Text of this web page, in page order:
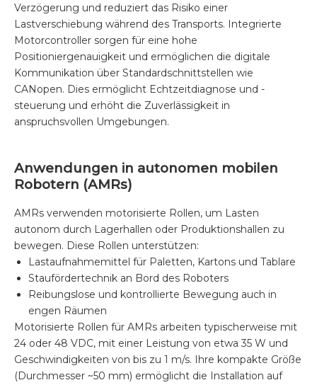
Verzögerung und reduziert das Risiko einer
Lastverschiebung während des Transports. Integrierte
Motorcontroller sorgen für eine hohe
Positioniergenauigkeit und ermöglichen die digitale
Kommunikation über Standardschnittstellen wie
CANopen. Dies ermöglicht Echtzeitdiagnose und -
steuerung und erhöht die Zuverlässigkeit in
anspruchsvollen Umgebungen.
Anwendungen in autonomen mobilen
Robotern (AMRs)
AMRs verwenden motorisierte Rollen, um Lasten
autonom durch Lagerhallen oder Produktionshallen zu
bewegen. Diese Rollen unterstützen:
Lastaufnahmemittel für Paletten, Kartons und Tablare
Staufördertechnik an Bord des Roboters
Reibungslose und kontrollierte Bewegung auch in
engen Räumen
Motorisierte Rollen für AMRs arbeiten typischerweise mit
24 oder 48 VDC, mit einer Leistung von etwa 35 W und
Geschwindigkeiten von bis zu 1 m/s. Ihre kompakte Größe
(Durchmesser ~50 mm) ermöglicht die Installation auf